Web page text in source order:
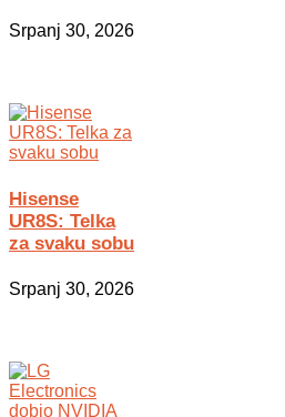
Srpanj 30, 2026
Hisense
UR8S: Telka
za svaku sobu
Srpanj 30, 2026